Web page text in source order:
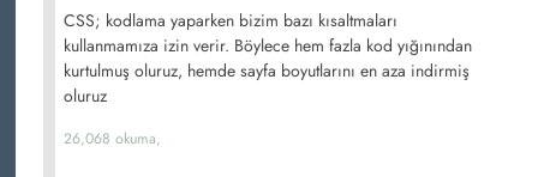
CSS; kodlama yaparken bizim bazı kısaltmaları
kullanmamıza izin verir. Böylece hem fazla kod yığınından
kurtulmuş oluruz, hemde sayfa boyutlarını en aza indirmiş
oluruz
26,068 okuma,